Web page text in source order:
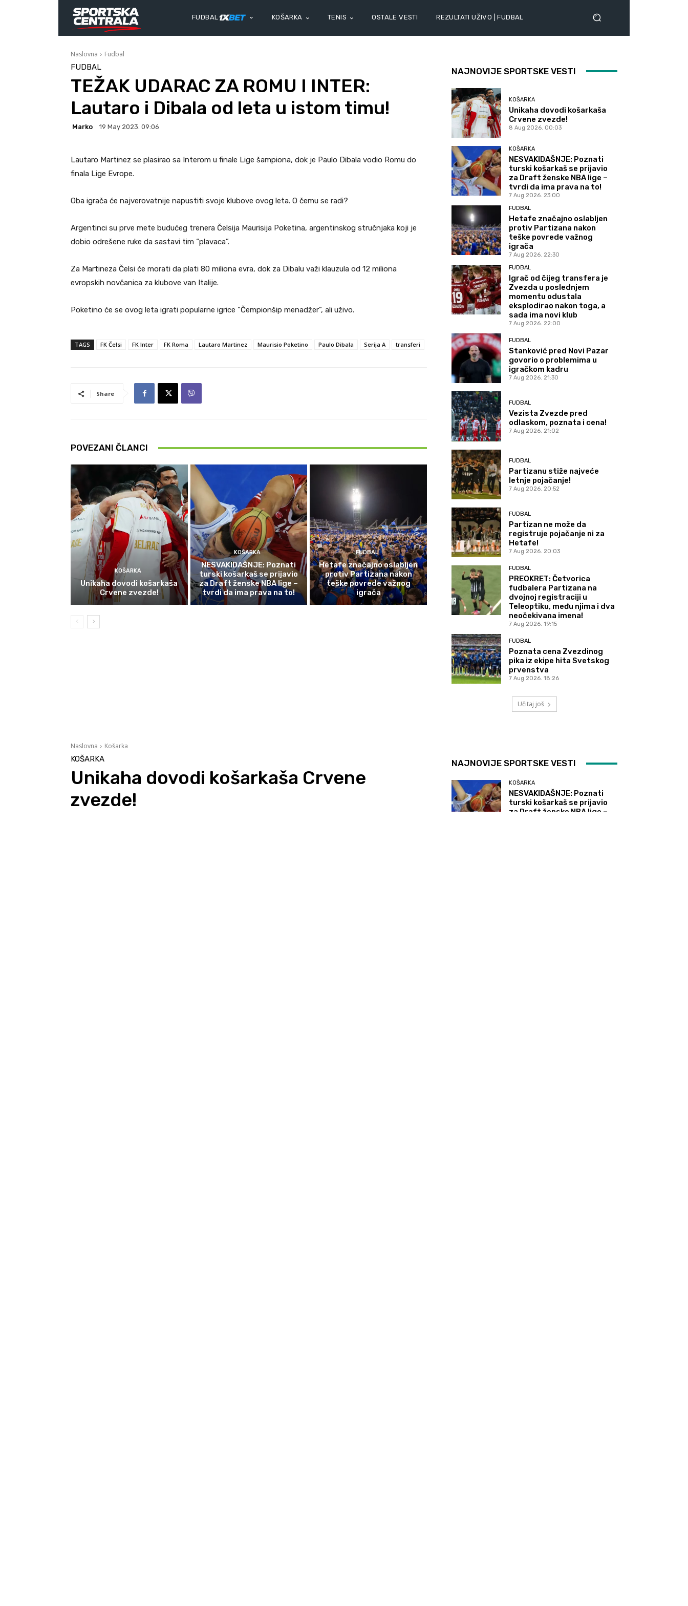
FUDBAL KOŠARKA TENIS OSTALE VESTI REZULTATI UŽIVO | FUDBAL
Naslovna Fudbal
FUDBAL
TEŽAK UDARAC ZA ROMU I INTER:
Lautaro i Dibala od leta u istom timu!
Marko 19 May 2023. 09:06
Lautaro Martinez se plasirao sa Interom u finale Lige šampiona, dok je Paulo Dibala vodio Romu do
finala Lige Evrope.
Oba igrača će najverovatnije napustiti svoje klubove ovog leta. O čemu se radi?
Argentinci su prve mete budućeg trenera Čelsija Maurisija Poketina, argentinskog stručnjaka koji je
dobio odrešene ruke da sastavi tim “plavaca”.
Za Martineza Čelsi će morati da plati 80 miliona evra, dok za Dibalu važi klauzula od 12 miliona
evropskih novčanica za klubove van Italije.
Poketino će se ovog leta igrati popularne igrice “Čempionšip menadžer”, ali uživo.
TAGS FK Čelsi FK Inter FK Roma Lautaro Martinez Maurisio Poketino Paulo Dibala Serija A transferi
Share
POVEZANI ČLANCI
KOŠARKA
Unikaha dovodi košarkaša
Crvene zvezde!
KOŠARKA
NESVAKIDAŠNJE: Poznati
turski košarkaš se prijavio
za Draft ženske NBA lige –
tvrdi da ima prava na to!
FUDBAL
Hetafe značajno oslabljen
protiv Partizana nakon
teške povrede važnog
igrača
NAJNOVIJE SPORTSKE VESTI
KOŠARKA
Unikaha dovodi košarkaša
Crvene zvezde!
8 Aug 2026. 00:03
KOŠARKA
NESVAKIDAŠNJE: Poznati
turski košarkaš se prijavio
za Draft ženske NBA lige –
tvrdi da ima prava na to!
7 Aug 2026. 23:00
FUDBAL
Hetafe značajno oslabljen
protiv Partizana nakon
teške povrede važnog
igrača
7 Aug 2026. 22:30
FUDBAL
Igrač od čijeg transfera je
Zvezda u poslednjem
momentu odustala
eksplodirao nakon toga, a
sada ima novi klub
7 Aug 2026. 22:00
FUDBAL
Stanković pred Novi Pazar
govorio o problemima u
igračkom kadru
7 Aug 2026. 21:30
FUDBAL
Vezista Zvezde pred
odlaskom, poznata i cena!
7 Aug 2026. 21:02
FUDBAL
Partizanu stiže najveće
letnje pojačanje!
7 Aug 2026. 20:52
FUDBAL
Partizan ne može da
registruje pojačanje ni za
Hetafe!
7 Aug 2026. 20:03
FUDBAL
PREOKRET: Četvorica
fudbalera Partizana na
dvojnoj registraciji u
Teleoptiku, među njima i dva
neočekivana imena!
7 Aug 2026. 19:15
FUDBAL
Poznata cena Zvezdinog
pika iz ekipe hita Svetskog
prvenstva
7 Aug 2026. 18:26
Učitaj još